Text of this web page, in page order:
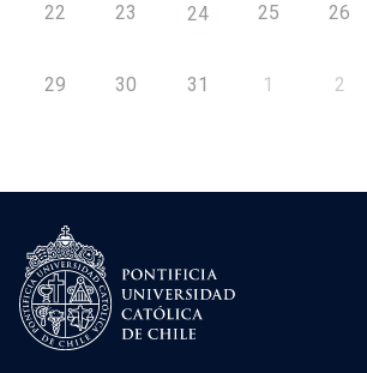
22 23 24 25 26
29 30 31 1 2